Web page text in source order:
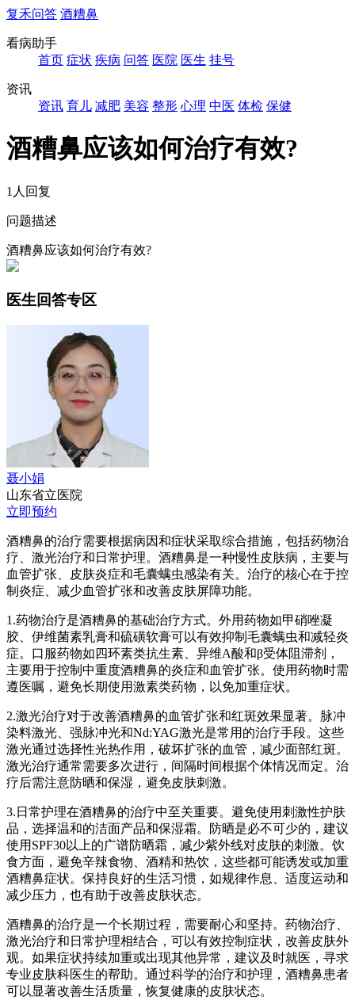
复禾问答 酒糟鼻
看病助手
首页 症状 疾病 问答 医院 医生 挂号
资讯
资讯 育儿 减肥 美容 整形 心理 中医 体检 保健
酒糟鼻应该如何治疗有效?
1人回复
问题描述
酒糟鼻应该如何治疗有效?
医生回答专区
聂小娟
山东省立医院
立即预约
酒糟鼻的治疗需要根据病因和症状采取综合措施，包括药物治
疗、激光治疗和日常护理。酒糟鼻是一种慢性皮肤病，主要与
血管扩张、皮肤炎症和毛囊螨虫感染有关。治疗的核心在于控
制炎症、减少血管扩张和改善皮肤屏障功能。
1.药物治疗是酒糟鼻的基础治疗方式。外用药物如甲硝唑凝
胶、伊维菌素乳膏和硫磺软膏可以有效抑制毛囊螨虫和减轻炎
症。口服药物如四环素类抗生素、异维A酸和β受体阻滞剂，
主要用于控制中重度酒糟鼻的炎症和血管扩张。使用药物时需
遵医嘱，避免长期使用激素类药物，以免加重症状。
2.激光治疗对于改善酒糟鼻的血管扩张和红斑效果显著。脉冲
染料激光、强脉冲光和Nd:YAG激光是常用的治疗手段。这些
激光通过选择性光热作用，破坏扩张的血管，减少面部红斑。
激光治疗通常需要多次进行，间隔时间根据个体情况而定。治
疗后需注意防晒和保湿，避免皮肤刺激。
3.日常护理在酒糟鼻的治疗中至关重要。避免使用刺激性护肤
品，选择温和的洁面产品和保湿霜。防晒是必不可少的，建议
使用SPF30以上的广谱防晒霜，减少紫外线对皮肤的刺激。饮
食方面，避免辛辣食物、酒精和热饮，这些都可能诱发或加重
酒糟鼻症状。保持良好的生活习惯，如规律作息、适度运动和
减少压力，也有助于改善皮肤状态。
酒糟鼻的治疗是一个长期过程，需要耐心和坚持。药物治疗、
激光治疗和日常护理相结合，可以有效控制症状，改善皮肤外
观。如果症状持续加重或出现其他异常，建议及时就医，寻求
专业皮肤科医生的帮助。通过科学的治疗和护理，酒糟鼻患者
可以显著改善生活质量，恢复健康的皮肤状态。